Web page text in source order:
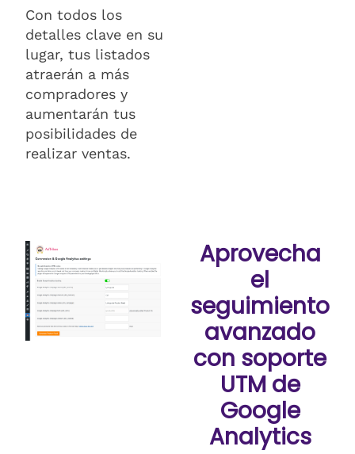
Con todos los
detalles clave en su
lugar, tus listados
atraerán a más
compradores y
aumentarán tus
posibilidades de
realizar ventas.
Aprovecha
el
seguimiento
avanzado
con soporte
UTM de
Google
Analytics